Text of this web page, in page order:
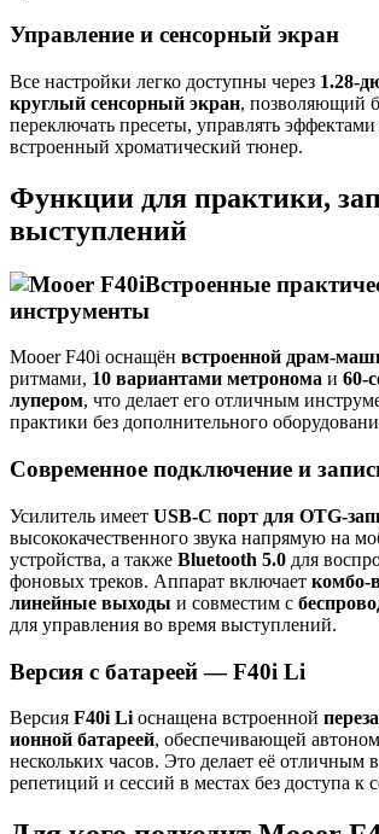
Управление и сенсорный экран
Все настройки легко доступны через 1.28-
круглый сенсорный экран, позволяющий
переключать пресеты, управлять эффектами
встроенный хроматический тюнер.
Функции для практики,
выступлений
Встроенные
инструменты
Mooer F40i оснащён встроенной драм-
ритмами, 10 вариантами метронома и 60-
лупером, что делает его отличным
практики без дополнительного
Современное подключение и
Усилитель имеет USB-C порт для OTG-
высококачественного звука напрямую на
устройства, а также Bluetooth 5.0 для
фоновых треков. Аппарат включает комбо-
линейные выходы и совместим с
для управления во время выступлений.
Версия с батареей — F40i Li
Версия F40i Li оснащена встроенной
ионной батареей, обеспечивающей
нескольких часов. Это делает её отличным
репетиций и сессий в местах без доступа к